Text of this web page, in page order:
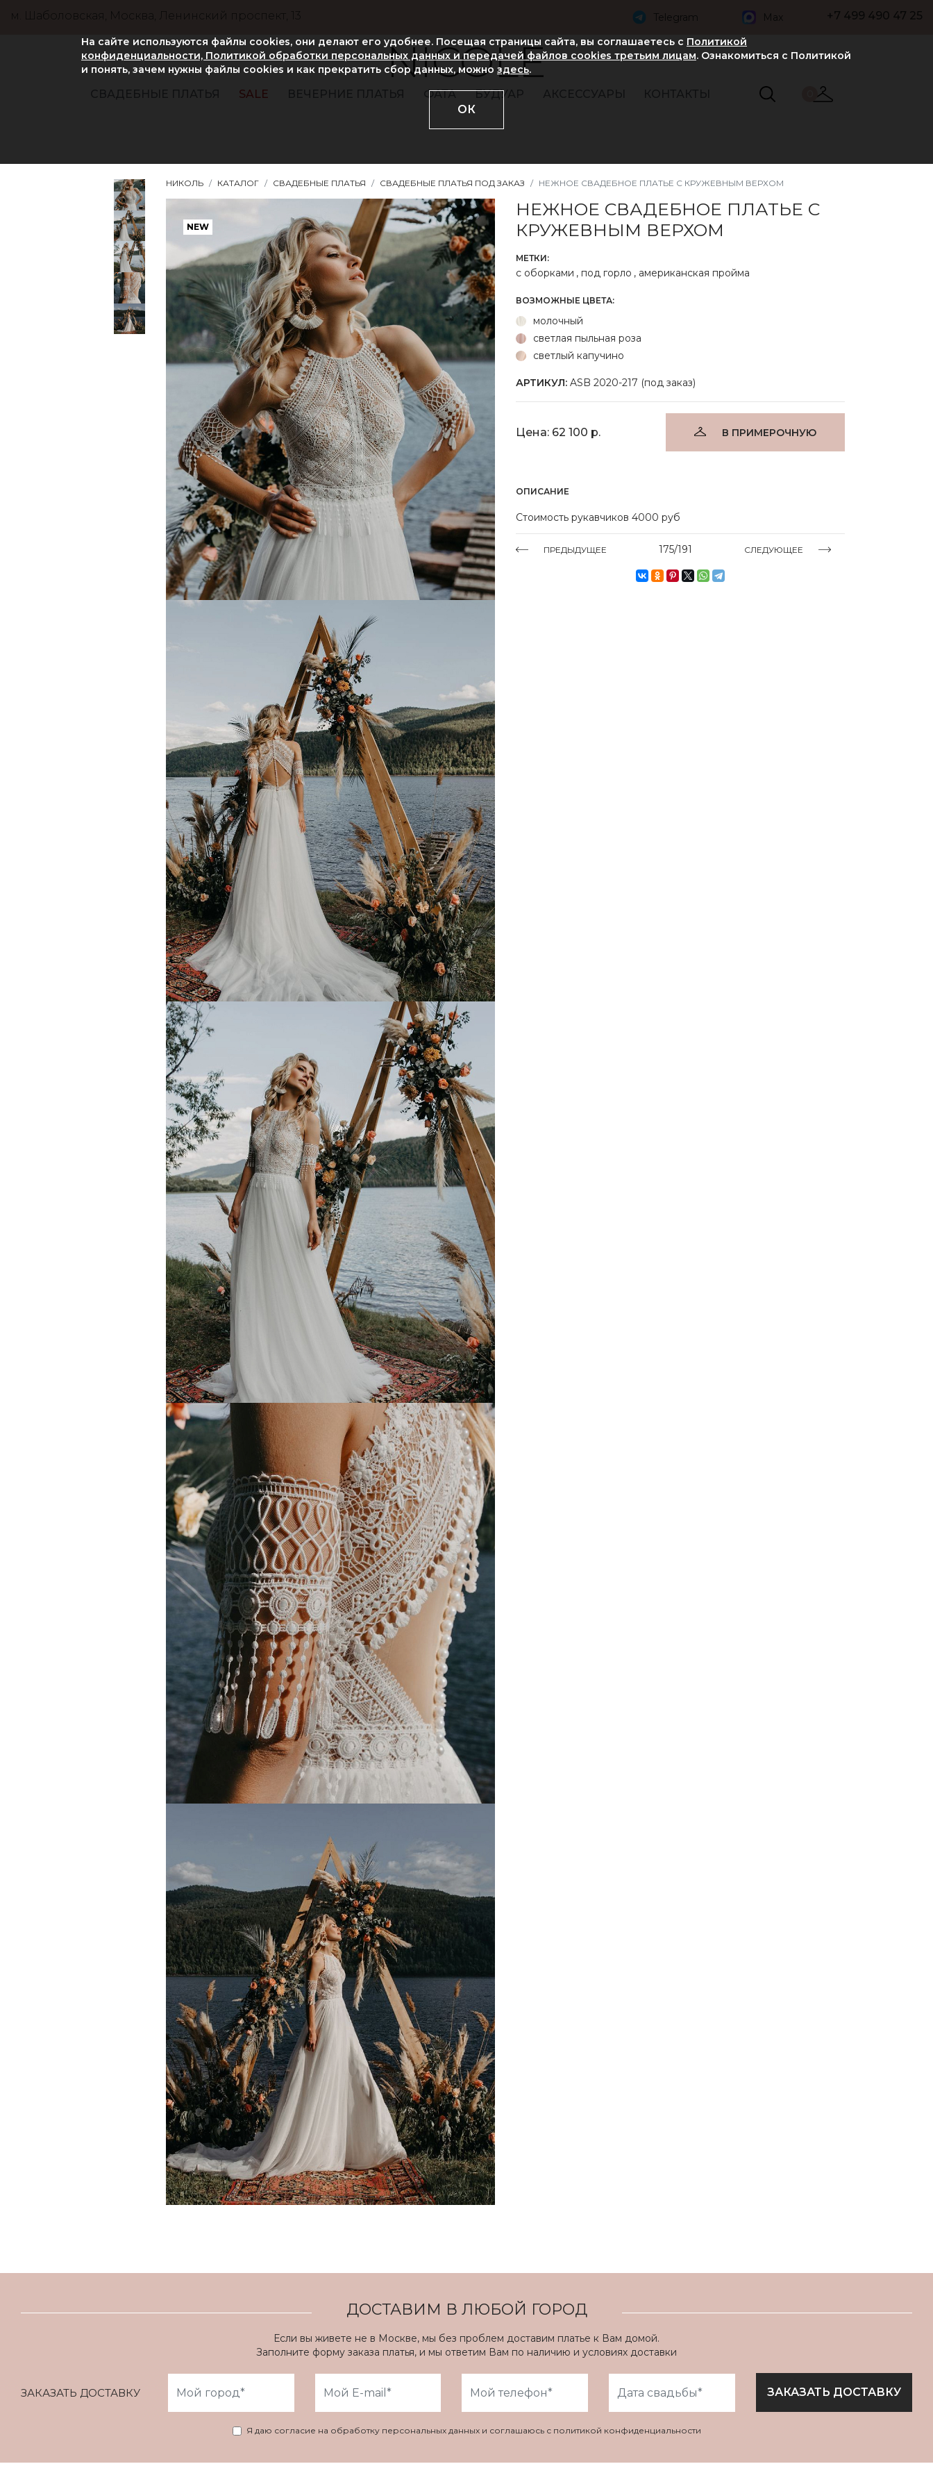
м. Шаболовская, Москва, Ленинский проспект, 13 Telegram Max +7 499 490 47 25
NICOLE
СВАДЕБНЫЕ ПЛАТЬЯ SALE ВЕЧЕРНИЕ ПЛАТЬЯ ФАТА БУДУАР АКСЕССУАРЫ КОНТАКТЫ
НИКОЛЬ КАТАЛОГ СВАДЕБНЫЕ ПЛАТЬЯ СВАДЕБНЫЕ ПЛАТЬЯ ПОД ЗАКАЗ НЕЖНОЕ СВАДЕБНОЕ ПЛАТЬЕ С КРУЖЕВНЫМ ВЕРХОМ
NEW
NEW
NEW
NEW
NEW
НЕЖНОЕ СВАДЕБНОЕ ПЛАТЬЕ С
КРУЖЕВНЫМ ВЕРХОМ
МЕТКИ:
с оборками , под горло , американская пройма
ВОЗМОЖНЫЕ ЦВЕТА:
молочный
светлая пыльная роза
светлый капучино
АРТИКУЛ: ASB 2020-217 (под заказ)
Цена: 62 100 р. В ПРИМЕРОЧНУЮ
ОПИСАНИЕ
Стоимость рукавчиков 4000 руб
ПРЕДЫДУЩЕЕ 175/191 СЛЕДУЮЩЕЕ
ДОСТАВИМ В ЛЮБОЙ ГОРОД
Если вы живете не в Москве, мы без проблем доставим платье к Вам домой.
Заполните форму заказа платья, и мы ответим Вам по наличию и условиях доставки
ЗАКАЗАТЬ ДОСТАВКУ ЗАКАЗАТЬ ДОСТАВКУ
Я даю согласие на обработку персональных данных и соглашаюсь с политикой конфиденциальности
На сайте используются файлы cookies, они делают его удобнее. Посещая страницы сайта, вы соглашаетесь с Политикой
конфиденциальности, Политикой обработки персональных данных и передачей файлов cookies третьим лицам. Ознакомиться с Политикой
и понять, зачем нужны файлы сookies и как прекратить сбор данных, можно здесь.
ОК